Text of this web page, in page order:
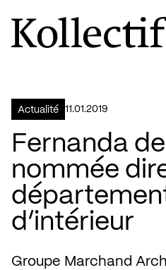
Aller à la page d'accueil
Logo Kollectif
Actualité 11.01.2019
Fernanda
nommée
d’intérieur
Groupe Marchand